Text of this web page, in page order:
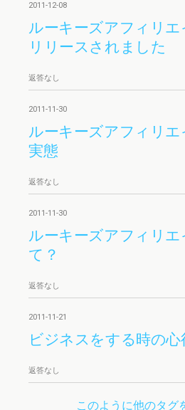
2011-12-08
ルーキーズアフィリエ
リリースされました
返答なし
2011-11-30
ルーキーズアフィリエ
実態
返答なし
2011-11-30
ルーキーズアフィリエ
て？
返答なし
2011-11-21
ビジネスをする時の心
返答なし
このように他のタグ